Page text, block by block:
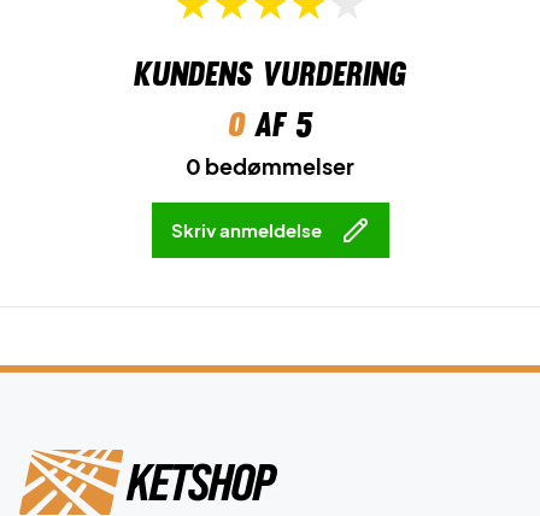
Kundens vurdering
0af 5
0 bedømmelser
Skriv anmeldelse